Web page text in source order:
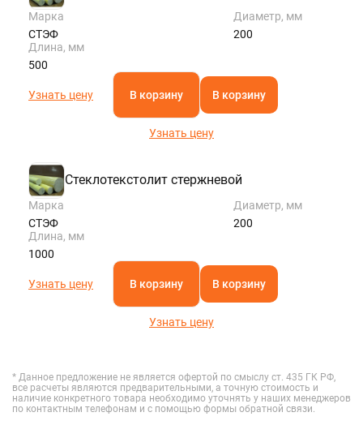
Марка
СТЭФ
Диаметр, мм
200
Длина, мм
500
Узнать цену В корзину В корзину
Узнать цену
Стеклотекстолит стержневой
Марка
СТЭФ
Диаметр, мм
200
Длина, мм
1000
Узнать цену В корзину В корзину
Узнать цену
* Данное предложение не является офертой по смыслу ст. 435 ГК РФ,
все расчеты являются предварительными, а точную стоимость и
наличие конкретного товара необходимо уточнять у наших менеджеров
по контактным телефонам и с помощью формы обратной связи.